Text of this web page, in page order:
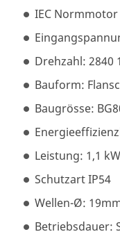
IEC Normmotor
Drehzahl: 2840
Bauform:
Baugrösse:
Leistung: 1,1
Schutzart IP54
Wellen-Ø:
Betriebsdauer: